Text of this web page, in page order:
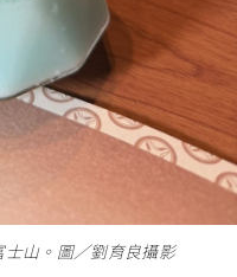
士山。圖∕劉育良攝影